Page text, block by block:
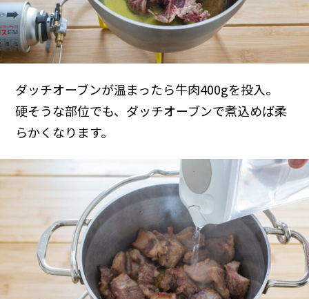
ダッチオーブンが温まったら牛肉400gを投入。
硬そうな部位でも、ダッチオーブンで煮込めば柔
らかくなります。